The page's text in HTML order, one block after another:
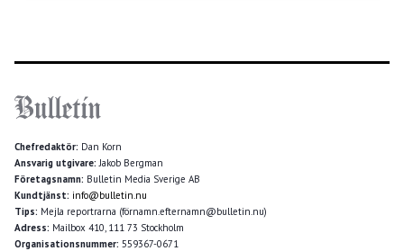
Chefredaktör: Dan Korn
Ansvarig utgivare: Jakob Bergman
Företagsnamn: Bulletin Media Sverige AB
Kundtjänst: info@bulletin.nu
Tips: Mejla reportrarna (förnamn.efternamn@bulletin.nu)
Adress: Mailbox 410, 111 73 Stockholm
Organisationsnummer: 559367-0671